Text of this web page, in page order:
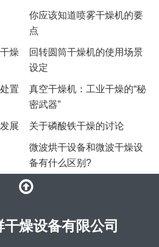
​你应该知道喷雾干燥机的要
点
燥
回转圆筒干燥机的使用场景
设定
置
真空干燥机：工业干燥的“秘
密武器”
展
关于磷酸铁干燥的讨论
微波烘干设备和微波干燥设
备有什么区别?
燥设备有限公司